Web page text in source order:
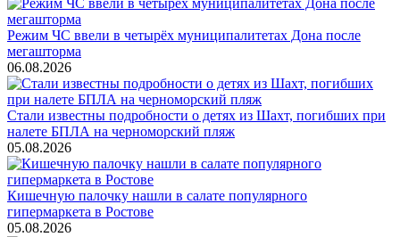
Режим ЧС ввели в четырёх муниципалитетах Дона после
мегашторма
06.08.2026
Стали известны подробности о детях из Шахт, погибших при
налете БПЛА на черноморский пляж
05.08.2026
Кишечную палочку нашли в салате популярного
гипермаркета в Ростове
05.08.2026